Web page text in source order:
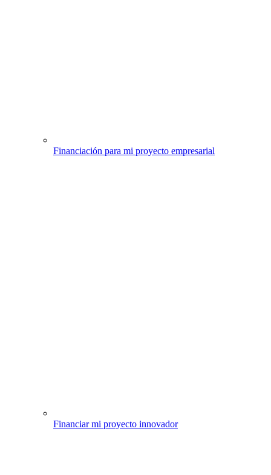
Financiación para mi proyecto empresarial
Financiar mi proyecto innovador